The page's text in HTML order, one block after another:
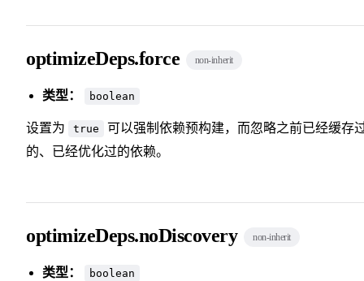
optimizeDeps.force non-inherit
类型： boolean
设置为 true
可以强制依赖预构建，而忽略之前已经缓存
的、已经优化过的依赖。
optimizeDeps.noDiscovery non-inherit
类型： boolean